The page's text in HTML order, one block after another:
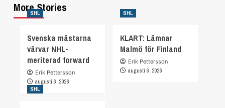
More Stories
SHL
Svenska mästarna
värvar NHL-
meriterad forward
Erik Pettersson
augusti 6, 2026
SHL
KLART: Lämnar
Malmö för Finland
Erik Pettersson
augusti 6, 2026
SHL